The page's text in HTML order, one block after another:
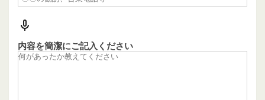
内容を簡潔にご記入ください